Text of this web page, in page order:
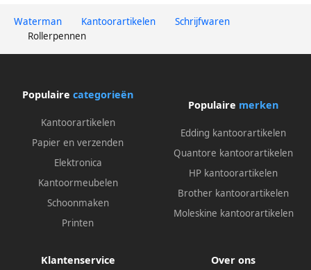
Waterman Kantoorartikelen
Schrijfwaren
Rollerpennen
Populaire categorieën
Kantoorartikelen
Papier en verzenden
Elektronica
Kantoormeubelen
Schoonmaken
Printen
Populaire merken
Edding kantoorartikelen
Quantore kantoorartikelen
HP kantoorartikelen
Brother kantoorartikelen
Moleskine kantoorartikelen
Klantenservice Over ons